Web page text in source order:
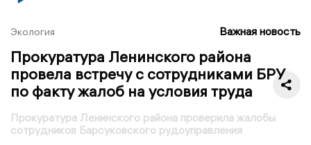
Экология Важная новость
Прокуратура Ленинского района
провела встречу с сотрудниками БРУ
по факту жалоб на условия труда
Прокуратура Ленинского района проверила жалобы
сотрудников Барсуковского рудоуправления